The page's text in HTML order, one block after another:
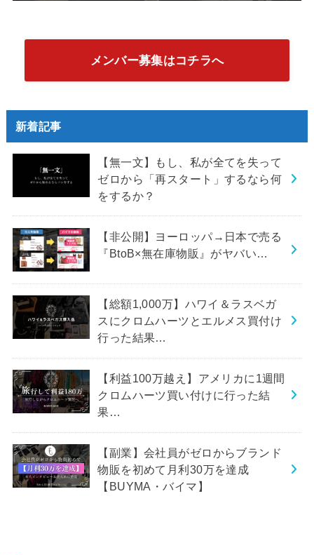
メンバー募集はコチラへ
新着記事
【無一文】もし、私が全てを失って
ゼロから「再スタート」するなら何
をするか？
【非公開】ヨーロッパ→日本で売る
『BtoB×無在庫物販』がヤバい…
【総額1,000万】ハワイ＆ラスベガ
スにクロムハーツとエルメス買付け
行った結果…
【利益100万越え】アメリカに1週間
クロムハーツ買い付けに行った結
果…
【副業】会社員がゼロからブランド
物販を初めて月利30万を達成
【BUYMA・バイマ】